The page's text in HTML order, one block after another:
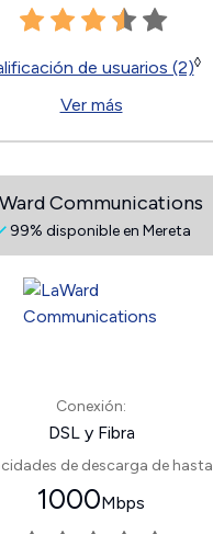
de usuarios (2)◊
Ver más
Communications
99% disponible en Mereta
Conexión:
DSL y Fibra
de descarga de hasta
1000Mbps